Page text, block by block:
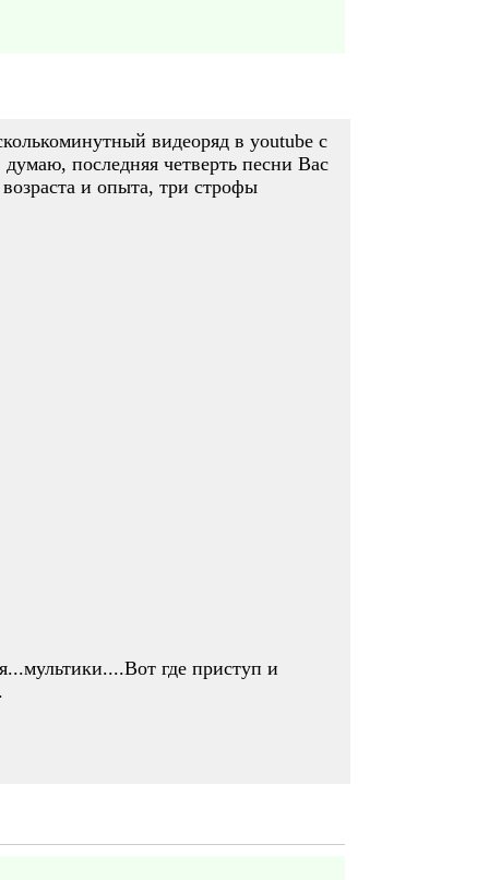
видеоряд в youtube с
последняя четверть песни Вас
возраста и опыта, три строфы
где приступ и